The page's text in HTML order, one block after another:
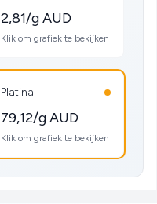
2,81/g AUD
Klik om grafiek te bekijken
Platina
79,12/g AUD
Klik om grafiek te bekijken